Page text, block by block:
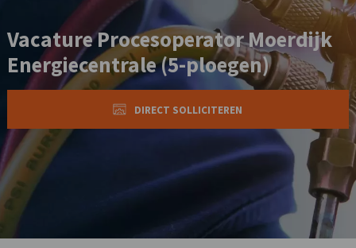
Vacature Procesoperator Moerdijk
Energiecentrale (5-ploegen)
DIRECT SOLLICITEREN